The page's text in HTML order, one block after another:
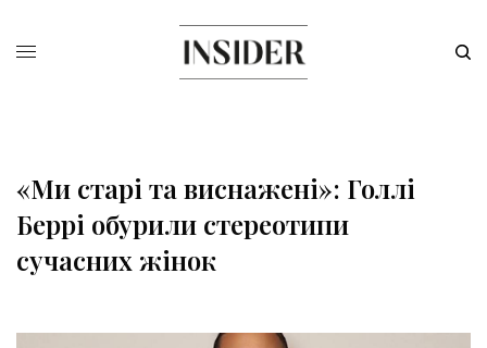
«Ми старі та виснажені»: Голлі
Беррі обурили стереотипи
сучасних жінок